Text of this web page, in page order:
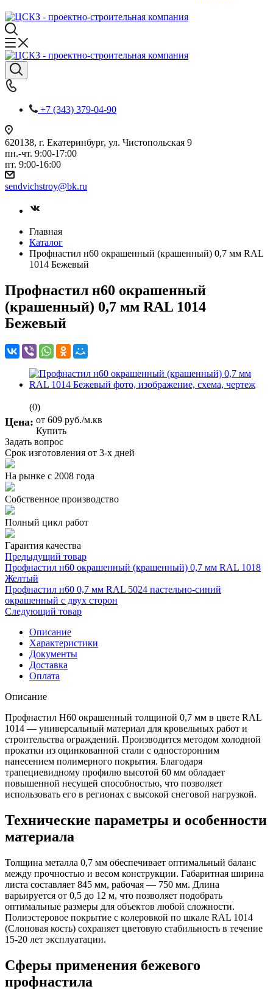
+7 (343) 379-04-90
620138, г. Екатеринбург, ул. Чистопольская 9
пн.-чт. 9:00-17:00
пт. 9:00-16:00
sendvichstroy@bk.ru
Главная
Каталог
Профнастил н60 окрашенный (крашенный) 0,7 мм RAL
1014 Бежевый
Профнастил н60 окрашенный
(крашенный) 0,7 мм RAL 1014
Бежевый
(0)
Цена: от 609 руб./м.кв
Купить
Задать вопрос
Срок изготовления от 3-х дней
На рынке с 2008 года
Собственное производство
Полный цикл работ
Гарантия качества
Предыдущий товар
Профнастил н60 окрашенный (крашенный) 0,7 мм RAL 1018
Желтый
Профнастил н60 0,7 мм RAL 5024 пастельно-синий
окрашенный с двух сторон
Следующий товар
Описание
Характеристики
Документы
Доставка
Оплата
Описание
Профнастил Н60 окрашенный толщиной 0,7 мм в цвете RAL
1014 — универсальный материал для кровельных работ и
строительства ограждений. Производится методом холодной
прокатки из оцинкованной стали с односторонним
нанесением полимерного покрытия. Благодаря
трапециевидному профилю высотой 60 мм обладает
повышенной несущей способностью, что позволяет
использовать его в регионах с высокой снеговой нагрузкой.
Технические параметры и особенности
материала
Толщина металла 0,7 мм обеспечивает оптимальный баланс
между прочностью и весом конструкции. Габаритная ширина
листа составляет 845 мм, рабочая — 750 мм. Длина
варьируется от 0,5 до 12 м, что позволяет подобрать
оптимальные размеры для объектов любой сложности.
Полиэстеровое покрытие с колеровкой по шкале RAL 1014
(Слоновая кость) сохраняет цветовую стабильность в течение
15-20 лет эксплуатации.
Сферы применения бежевого
профнастила